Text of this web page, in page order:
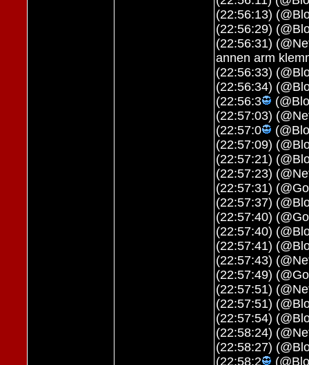
(22:56:13)
(22:56:29)
(22:56:31)
annen arm
(22:56:33)
(22:56:34)
(22:56:3
(22:57:03)
(22:57:0
(22:57:09)
(22:57:21)
(22:57:23)
(22:57:31)
(22:57:37)
(22:57:40)
(22:57:40)
(22:57:41)
(22:57:43)
(22:57:49)
(22:57:51)
(22:57:51)
(22:57:54)
(22:58:24)
(22:58:27)
(22:58:2